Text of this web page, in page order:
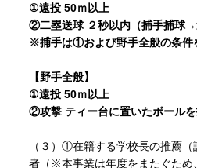
①遠投 50ｍ以上
②二塁送球 ２秒以内（捕手捕球→
※捕手は①および野手全般の条件
【野手全般】
①遠投 50ｍ以上
②攻撃 ティー台に置いたボール
（３）①在籍する学校長の推薦
者（※本事業は年度をまたぐため